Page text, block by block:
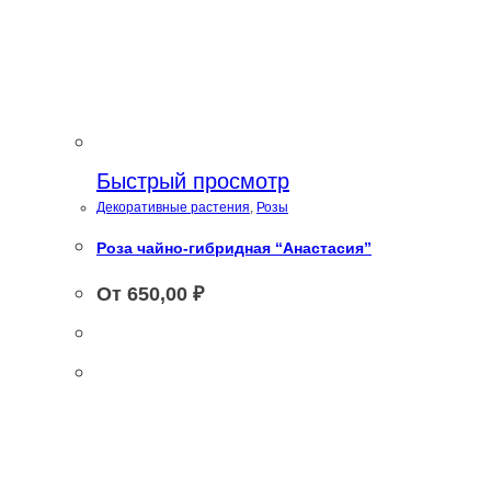
Быстрый просмотр
Декоративные растения Розы
Роза чайно-гибридная “Анастасия”
От 650,00 ₽